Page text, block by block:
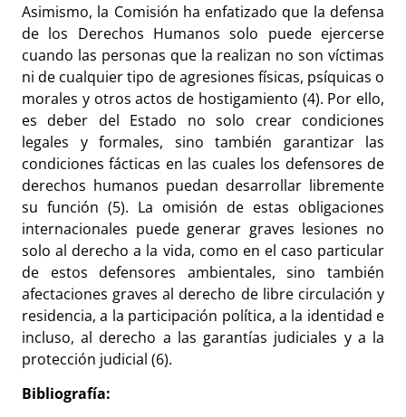
Asimismo, la Comisión ha enfatizado que la defensa
de los Derechos Humanos solo puede ejercerse
cuando las personas que la realizan no son víctimas
ni de cualquier tipo de agresiones físicas, psíquicas o
morales y otros actos de hostigamiento (4). Por ello,
es deber del Estado no solo crear condiciones
legales y formales, sino también garantizar las
condiciones fácticas en las cuales los defensores de
derechos humanos puedan desarrollar libremente
su función (5). La omisión de estas obligaciones
internacionales puede generar graves lesiones no
solo al derecho a la vida, como en el caso particular
de estos defensores ambientales, sino también
afectaciones graves al derecho de libre circulación y
residencia, a la participación política, a la identidad e
incluso, al derecho a las garantías judiciales y a la
protección judicial (6).
Bibliografía: